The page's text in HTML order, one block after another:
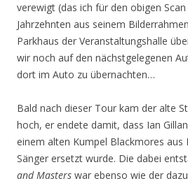
verewigt (das ich für den obigen
Jahrzehnten aus seinem
Parkhaus der Veranstaltungshalle
wir noch auf den nächstgelegenen
dort im Auto zu übernachten…
Bald nach dieser Tour kam der alte
hoch, er endete damit, dass Ian
einem alten Kumpel Blackmores aus
Sänger ersetzt wurde. Die dabei
and Masters war ebenso wie der